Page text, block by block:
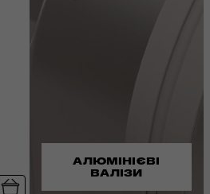
АЛЮМІНІЄВІ
ВАЛІЗИ